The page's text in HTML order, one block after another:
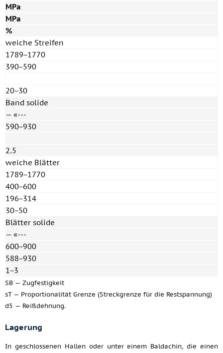
MPa
MPa
%
weiche Streifen
1789−1770
390−590
20−30
Band solide
— «---
590−930
2.5
weiche Blätter
1789−1770
400−600
196−314
30−50
Blätter solide
— «---
600−900
588−930
1−3
SB — Zugfestigkeit
sT — Proportionalität Grenze (Streckgrenze für die Restspannung)
d5 — Reißdehnung.
Lagerung
In geschlossenen Hallen oder unter einem Baldachin, die einen